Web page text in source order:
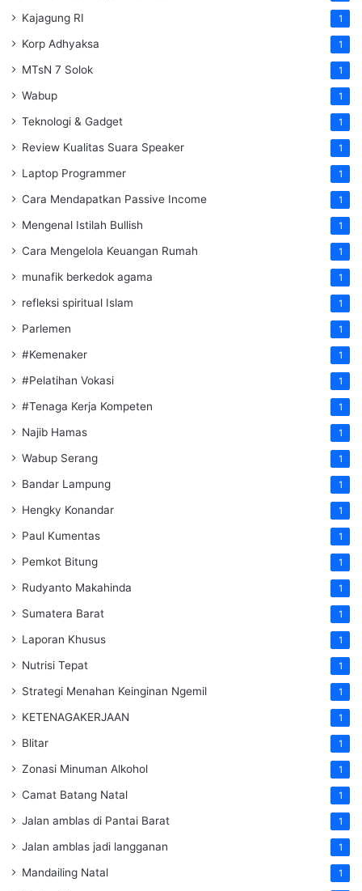
Kajagung RI 1
Korp Adhyaksa 1
MTsN 7 Solok 1
Wabup 1
Teknologi & Gadget 1
Review Kualitas Suara Speaker 1
Laptop Programmer 1
Cara Mendapatkan Passive Income 1
Mengenal Istilah Bullish 1
Cara Mengelola Keuangan Rumah 1
munafik berkedok agama 1
refleksi spiritual Islam 1
Parlemen 1
#Kemenaker 1
#Pelatihan Vokasi 1
#Tenaga Kerja Kompeten 1
Najib Hamas 1
Wabup Serang 1
Bandar Lampung 1
Hengky Konandar 1
Paul Kumentas 1
Pemkot Bitung 1
Rudyanto Makahinda 1
Sumatera Barat 1
Laporan Khusus 1
Nutrisi Tepat 1
Strategi Menahan Keinginan Ngemil 1
KETENAGAKERJAAN 1
Blitar 1
Zonasi Minuman Alkohol 1
Camat Batang Natal 1
Jalan amblas di Pantai Barat 1
Jalan amblas jadi langganan 1
Mandailing Natal 1